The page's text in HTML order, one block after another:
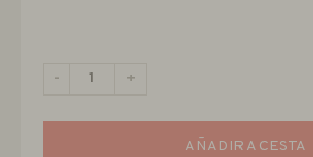
- +
AÑADIR A CESTA